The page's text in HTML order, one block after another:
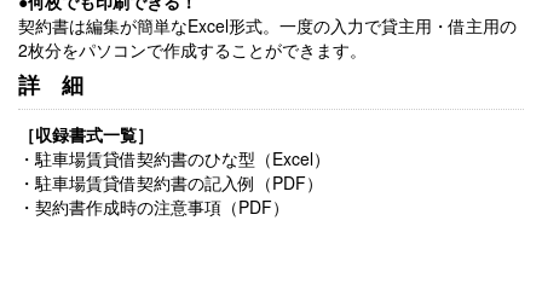
契約書は編集が簡単なExcel形式。一度の入力で貸主用・借主用の
2枚分をパソコンで作成することができます。
詳細
［収録書式一覧］
・駐車場賃貸借契約書のひな型（Excel）
・駐車場賃貸借契約書の記入例（PDF）
・契約書作成時の注意事項（PDF）